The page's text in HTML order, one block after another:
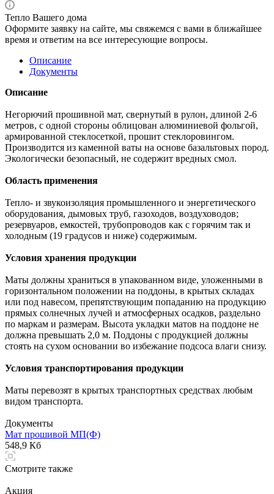
Тепло Вашего дома
Оформите заявку на сайте, мы свяжемся с вами в ближайшее
время и ответим на все интересующие вопросы.
Описание
Документы
Описание
Негорючий прошивной мат, свернутый в рулон, длиной 2-6
метров, с одной стороны облицован алюминиевой фольгой,
армированной стеклосеткой, прошит стеклоровингом.
Производится из каменной ваты на основе базальтовых пород.
Экологически безопасный, не содержит вредных смол.
Область применения
Тепло- и звукоизоляция промышленного и энергетического
оборудования, дымовых труб, газоходов, воздуховодов;
резервуаров, емкостей, трубопроводов как с горячим так и
холодным (19 градусов и ниже) содержимым.
Условия хранения продукции
Маты должны храниться в упакованном виде, уложенными в
горизонтальном положении на поддоны, в крытых складах
или под навесом, препятствующим попаданию на продукцию
прямых солнечных лучей и атмосферных осадков, раздельно
по маркам и размерам. Высота укладки матов на поддоне не
должна превышать 2,0 м. Поддоны с продукцией должны
стоять на сухом основании во избежание подсоса влаги снизу.
Условия транспортирования продукции
Маты перевозят в крытых транспортных средствах любым
видом транспорта.
Документы
Мат прошивой МП(Ф)
548,9 Кб
Смотрите также
Акция